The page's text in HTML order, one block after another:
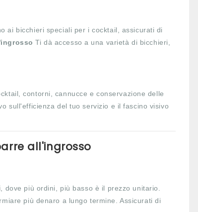
ai bicchieri speciali per i cocktail, assicurati di
Ti dà accesso a una varietà di bicchieri,
contorni, cannucce e conservazione delle
sull'efficienza del tuo servizio e il fascino visivo
all'ingrosso
dove più ordini, più basso è il prezzo unitario.
più denaro a lungo termine. Assicurati di